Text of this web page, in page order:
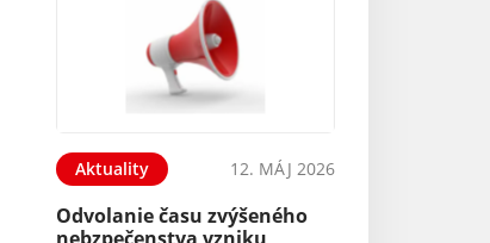
Aktuality 12. MÁJ 2026
Odvolanie času zvýšeného